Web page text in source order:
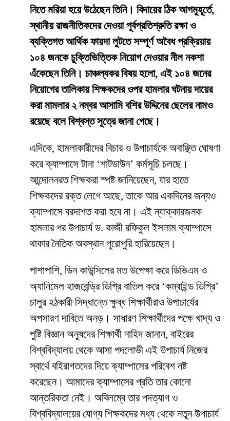
নিতে মরিয়া হয়ে উঠেছেন তিনি। বিদায়ের ঠিক আগমুহূর্তে,
স্থানীয় রাজনীতিকদের দেওয়া পূর্বপ্রতিশ্রুতি রক্ষা ও
ব্যক্তিগত আর্থিক ফায়দা লুটতে সম্পূর্ণ অবৈধ প্রক্রিয়ায়
১০৪ জনকে চুক্তিভিত্তিক নিয়োগ দেওয়ার নীল নকশা
এঁকেছেন তিনি। চাঞ্চল্যকর বিষয় হলো, এই ১০৪ জনের
নিয়োগের তালিকায় শিক্ষকদের ওপর হামলার ঘটনায় দায়ের
করা মামলার ২ নম্বর আসামি বশির উদ্দিনের ছেলের নামও
রয়েছে বলে বিশ্বস্ত সূত্রে জানা গেছে।
​এদিকে, হামলাকারীদের বিচার ও উপাচার্যকে অবাঞ্ছিত ঘোষণা
করে ক্যাম্পাসে টানা ‘শাটডাউন’ কর্মসূচি চলছে।
আন্দোলনরত শিক্ষকরা স্পষ্ট জানিয়েছেন, যার হাতে
শিক্ষকদের রক্ত লেগে আছে, তাকে আর একদিনের জন্যও
ক্যাম্পাসে বরদাশত করা হবে না। এই ন্যাক্কারজনক
হামলার পর উপাচার্য ড. কাজী রফিকুল ইসলাম ক্যাম্পাসে
থাকার নৈতিক অবস্থান পুরোপুরি হারিয়েছেন।
​পাশাপাশি, ডিন কাউন্সিলের মত উপেক্ষা করে ডিভিএম ও
অ্যানিমেল হাজবেন্ড্রি ডিগ্রি বাতিল করে ‘কম্বাইন্ড ডিগ্রি’
চালুর হঠকারী সিদ্ধান্তে ক্ষুব্ধ শিক্ষার্থীরাও উপাচার্যের
অপসারণ দাবিতে অনড়। সাধারণ শিক্ষার্থীদের পক্ষে খাদ্য ও
পুষ্টি বিজ্ঞান অনুষদের শিক্ষার্থী নাহিদ জানান, বাইরের
বিশ্ববিদ্যালয় থেকে আসা পদলোভী এই উপাচার্য নিজের
স্বার্থে বহিরাগতদের দিয়ে ক্যাম্পাসের পরিবেশ নষ্ট
করেছেন। আমাদের ক্যাম্পাসের প্রতি তার কোনো
আন্তরিকতা নেই। অবিলম্বে তার পদত্যাগ ও
বিশ্ববিদ্যালয়ের যোগ্য শিক্ষকদের মধ্য থেকে নতুন উপাচার্য